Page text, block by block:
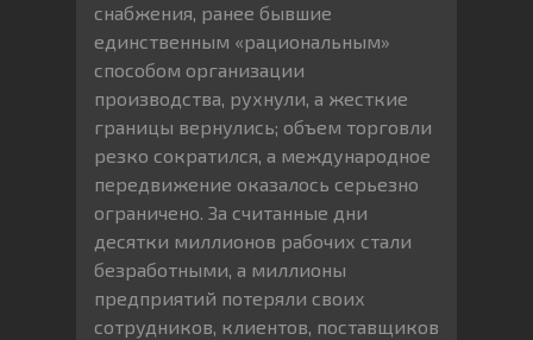
снабжения, ранее бывшие
единственным «рациональным»
способом организации
производства, рухнули, а жесткие
границы вернулись; объем торговли
резко сократился, а международное
передвижение оказалось серьезно
ограничено. За считанные дни
десятки миллионов рабочих стали
безработными, а миллионы
предприятий потеряли своих
сотрудников, клиентов, поставщиков